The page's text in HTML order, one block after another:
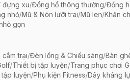
đựng xu/Đồng hồ thông thường/Đồng
nhỏ/Mũ & Nón lưỡi trai/Mũ len/Khăn
gọn
cắm trại/Đèn lồng & Chiếu sáng/Bàn
/Thiết bị tập luyện/Trang phục chơi
luyện/Phụ kiện Fitness/Dây kháng